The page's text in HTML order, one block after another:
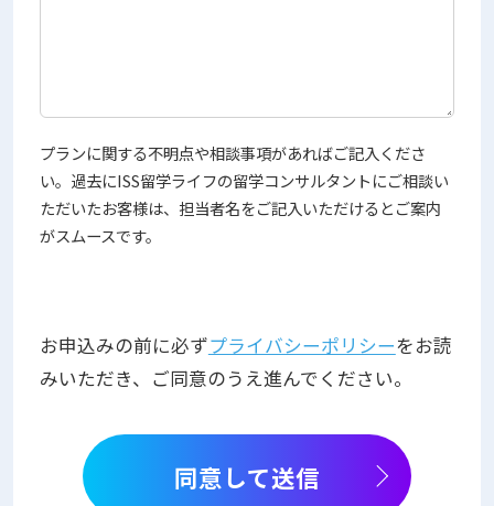
プランに関する不明点や相談事項があればご記入くださ
い。過去にISS留学ライフの留学コンサルタントにご相談い
ただいたお客様は、担当者名をご記入いただけるとご案内
がスムースです。
お申込みの前に必ずプライバシーポリシーをお読
みいただき、ご同意のうえ進んでください。
同意して送信